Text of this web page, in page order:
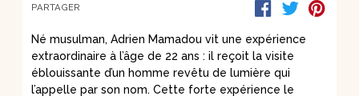
PARTAGER
Né musulman, Adrien Mamadou vit une expérience
extraordinaire à l’âge de 22 ans : il reçoit la visite
éblouissante d’un homme revêtu de lumière qui
l’appelle par son nom. Cette forte expérience le